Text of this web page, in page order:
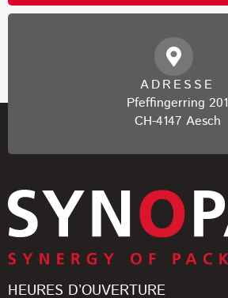
ADRESSE
Pfeffingerring 201
CH-4147 Aesch
HEURES D’OUVERTURE